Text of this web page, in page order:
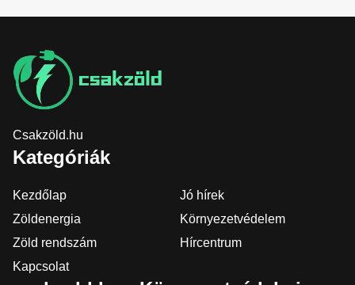
Csakzöld.hu
Kategóriák
Kezdőlap
Jó hírek
Zöldenergia
Környezetvédelem
Zöld rendszám
Hírcentrum
Kapcsolat